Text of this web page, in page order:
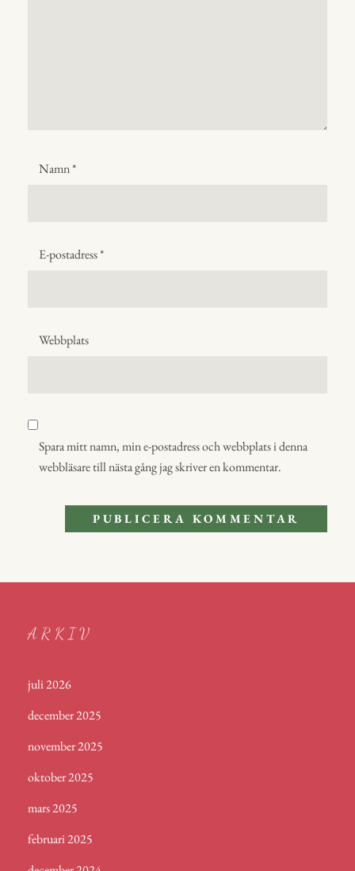
Namn*
E-postadress*
Webbplats
Spara mitt namn, min e-postadress och webbplats i denna
webbläsare till nästa gång jag skriver en kommentar.
ARKIV
juli 2026
december 2025
november 2025
oktober 2025
mars 2025
februari 2025